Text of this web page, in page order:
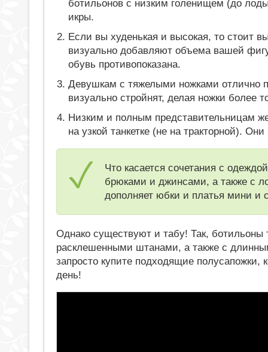
ботильонов с низким голенищем (до
икры.
Если вы худенькая и высокая, то стоит
визуально добавляют объема вашей
обувь противопоказана.
Девушкам с тяжелыми ножками отлично
визуально стройнят, делая ножки более
Низким и полным представительницам
на узкой танкетке (не на тракторной).
Что касается сочетания с
брюками и джинсами, а также с
дополняет юбки и платья мини и
Однако существуют и табу! Так,
расклешенными штанами, а также с
запросто купите подходящие полусапожки,
день!